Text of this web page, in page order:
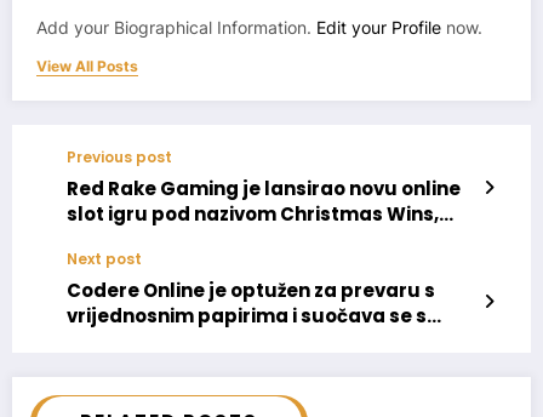
Add your Biographical Information. Edit your Profile now.
View All Posts
Previous post
Red Rake Gaming je lansirao novu online
slot igru pod nazivom Christmas Wins,
Next post
Codere Online je optužen za prevaru s
vrijednosnim papirima i suočava se s